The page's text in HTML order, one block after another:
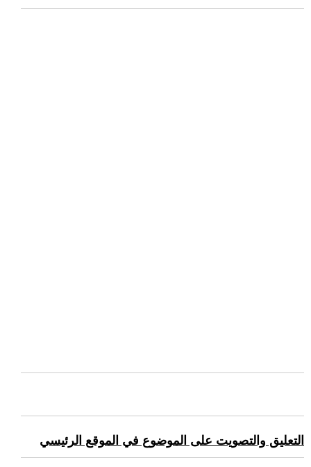
التعليق والتصويت على الموضوع في الموقع الرئيسي